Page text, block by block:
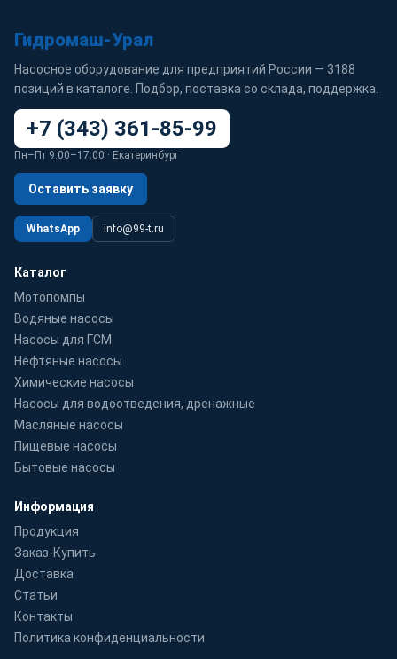
Гидромаш-Урал
Насосное оборудование для предприятий России — 3188
позиций в каталоге. Подбор, поставка со склада, поддержка.
+7 (343) 361-85-99
Пн–Пт 9:00–17:00 · Екатеринбург
Оставить заявку
WhatsApp info@99-t.ru
Каталог
Мотопомпы
Водяные насосы
Насосы для ГСМ
Нефтяные насосы
Химические насосы
Насосы для водоотведения, дренажные
Масляные насосы
Пищевые насосы
Бытовые насосы
Информация
Продукция
Заказ-Купить
Доставка
Статьи
Контакты
Политика конфиденциальности